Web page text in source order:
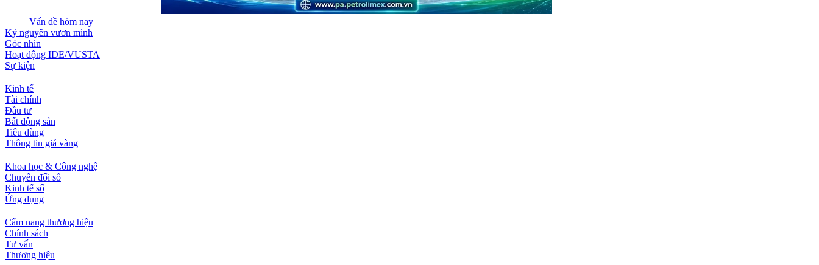
Vấn đề hôm nay
Kỷ nguyên vươn mình
Góc nhìn
Hoạt động IDE/VUSTA
Sự kiện
Kinh tế
Tài chính
Đầu tư
Bất động sản
Tiêu dùng
Thông tin giá vàng
Khoa học & Công nghệ
Chuyển đổi số
Kinh tế số
Ứng dụng
Cẩm nang thương hiệu
Chính sách
Tư vấn
Thương hiệu